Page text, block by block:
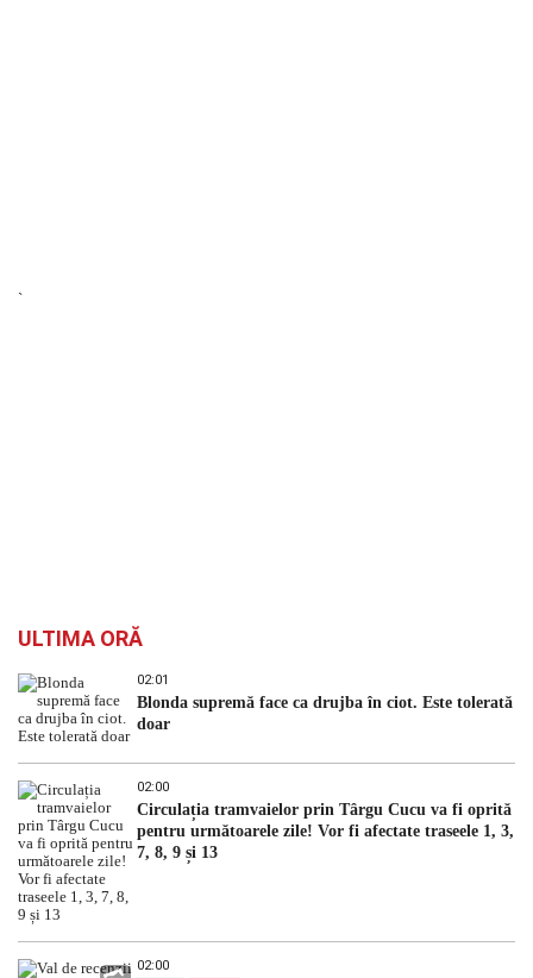
`
ULTIMA ORĂ
02:01
Blonda supremă face ca drujba în ciot. Este tolerată
doar
02:00
Circulația tramvaielor prin Târgu Cucu va fi oprită
pentru următoarele zile! Vor fi afectate traseele 1, 3,
7, 8, 9 și 13
02:00